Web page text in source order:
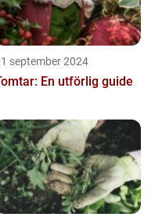
september 2024
En utförlig guide